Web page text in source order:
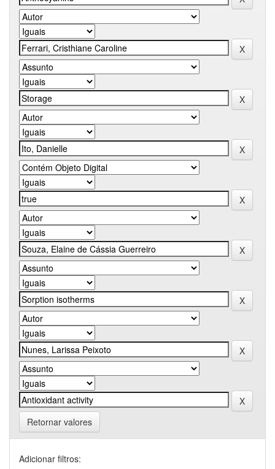
Retornar valores
Adicionar filtros: